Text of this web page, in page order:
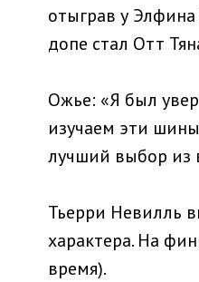
отыграв у Элфина
допе стал Отт
Ожье: «Я был
изучаем эти
лучший выбор из
Тьерри Невилль
характера. На
время).